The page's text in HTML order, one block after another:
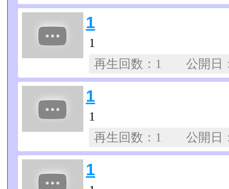
1
1
再生回数：1 公開
1
1
再生回数：1 公開
1